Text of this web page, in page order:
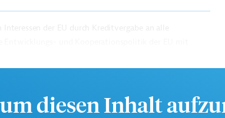
diesen Inhalt